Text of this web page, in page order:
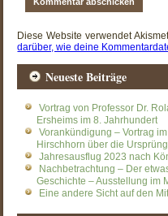
Diese Website verwendet
darüber, wie deine
Neueste Beiträge
Vortrag von Professor Dr.
Ersheims im 8. Jahrhundert
Vorankündigung – Vortrag
Hirschhorn über die
Jahresausflug 2023 nach
Nachbetrachtung – Der
Geschichte – Ausstellung im
Eine andere Sicht auf den